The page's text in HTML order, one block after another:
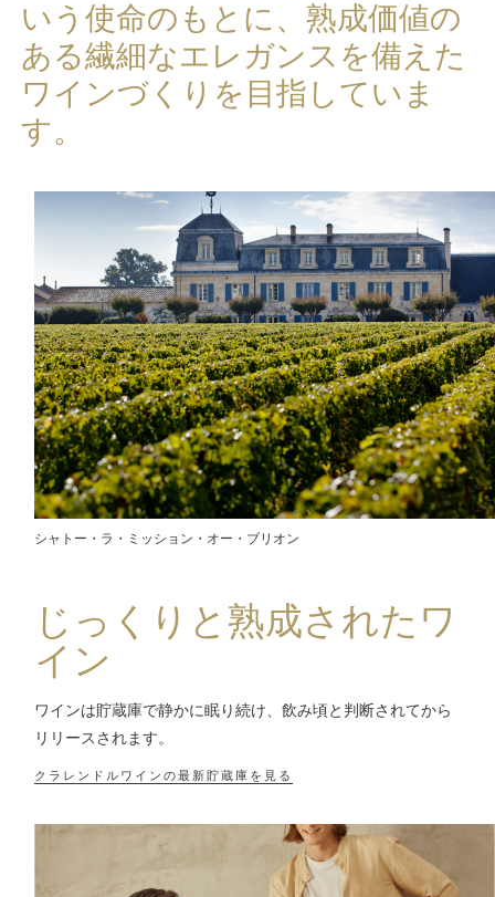
いう使命のもとに、熟成価値の
ある繊細なエレガンスを備えた
ワインづくりを目指していま
す。
シャトー・ラ・ミッション・オー・ブリオン
じっくりと熟成されたワ
イン
ワインは貯蔵庫で静かに眠り続け、飲み頃と判断されてから
リリースされます。
クラレンドルワインの最新貯蔵庫を見る